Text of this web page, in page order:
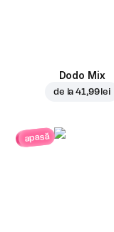
Dodo Mix
de la41,99 lei
apasă